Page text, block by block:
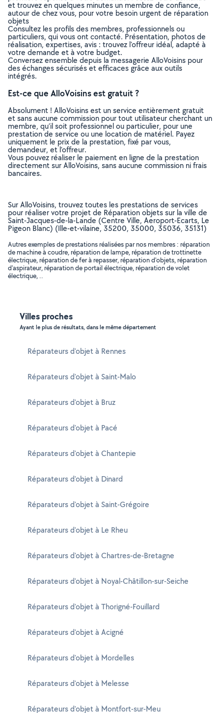
et trouvez en quelques minutes un membre de confiance,
autour de chez vous, pour votre besoin urgent de réparation
objets
Consultez les profils des membres, professionnels ou
particuliers, qui vous ont contacté. Présentation, photos de
réalisation, expertises, avis : trouvez l'offreur idéal, adapté à
votre demande et à votre budget.
Conversez ensemble depuis la messagerie AlloVoisins pour
des échanges sécurisés et efficaces grâce aux outils
intégrés.
Est-ce que AlloVoisins est gratuit ?
Absolument ! AlloVoisins est un service entièrement gratuit
et sans aucune commission pour tout utilisateur cherchant un
membre, qu’il soit professionnel ou particulier, pour une
prestation de service ou une location de matériel. Payez
uniquement le prix de la prestation, fixé par vous,
demandeur, et l’offreur.
Vous pouvez réaliser le paiement en ligne de la prestation
directement sur AlloVoisins, sans aucune commission ni frais
bancaires.
Sur AlloVoisins, trouvez toutes les prestations de services
pour réaliser votre projet de Réparation objets sur la ville de
Saint-Jacques-de-la-Lande (Centre Ville, Aeroport-Ecarts, Le
Pigeon Blanc) (Ille-et-vilaine, 35200, 35000, 35036, 35131)
Autres exemples de prestations réalisées par nos membres : réparation
de machine à coudre, réparation de lampe, réparation de trottinette
électrique, réparation de fer à repasser, réparation d'objets, réparation
d'aspirateur, réparation de portail électrique, réparation de volet
électrique, ..
Villes proches
Ayant le plus de résultats, dans le même département
Réparateurs d'objet à Rennes
Réparateurs d'objet à Saint-Malo
Réparateurs d'objet à Bruz
Réparateurs d'objet à Pacé
Réparateurs d'objet à Chantepie
Réparateurs d'objet à Dinard
Réparateurs d'objet à Saint-Grégoire
Réparateurs d'objet à Le Rheu
Réparateurs d'objet à Chartres-de-Bretagne
Réparateurs d'objet à Noyal-Châtillon-sur-Seiche
Réparateurs d'objet à Thorigné-Fouillard
Réparateurs d'objet à Acigné
Réparateurs d'objet à Mordelles
Réparateurs d'objet à Melesse
Réparateurs d'objet à Montfort-sur-Meu